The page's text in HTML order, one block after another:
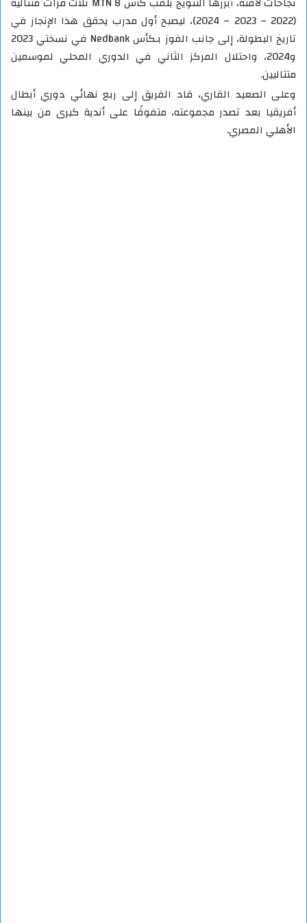
(2022 – 2023 – 2024)، ليصبح أول مدرب يحقق هذا الإنجاز في
تاريخ البطولة، إلى جانب الفوز بـكأس Nedbank في نسختي 2023
و2024، واحتلال المركز الثاني في الدوري المحلي لموسمين
متتاليين.
وعلى الصعيد القاري، قاد الفريق إلى ربع نهائي دوري أبطال
أفريقيا بعد تصدر مجموعته، متفوقًا على أندية كبرى من بينها
الأهلي المصري.